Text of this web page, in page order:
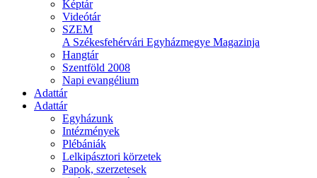
Képtár
Videótár
SZEM
A Székesfehérvári Egyházmegye Magazinja
Hangtár
Szentföld 2008
Napi evangélium
Adattár
Adattár
Egyházunk
Intézmények
Plébániák
Lelkipásztori körzetek
Papok, szerzetesek